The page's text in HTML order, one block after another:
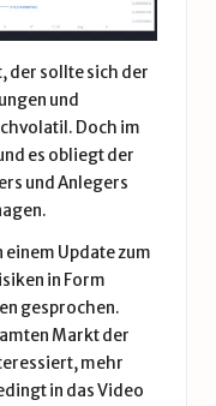
der sollte sich der
und
Doch im
es obliegt der
und Anlegers
einem Update zum
in Form
gesprochen.
Markt der
mehr
in das Video